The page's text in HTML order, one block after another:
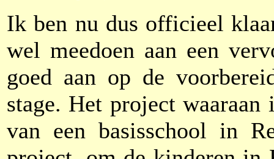
Ik ben nu dus officieel
wel meedoen aan een
goed aan op de
stage. Het project
van een basisschool in